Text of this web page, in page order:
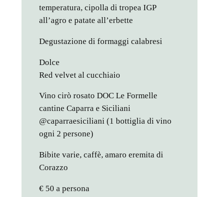
temperatura, cipolla di tropea IGP
all’agro e patate all’erbette
Degustazione di formaggi calabresi
Dolce
Red velvet al cucchiaio
Vino cirò rosato DOC Le Formelle
cantine Caparra e Siciliani
@caparraesiciliani (1 bottiglia di vino
ogni 2 persone)
Bibite varie, caffè, amaro eremita di
Corazzo
€ 50 a persona